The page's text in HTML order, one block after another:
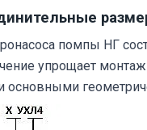
помпы НГ
упрощает
основными